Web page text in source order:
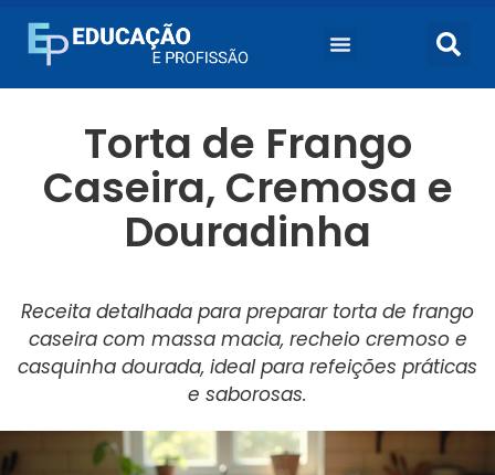
Torta de Frango
Caseira, Cremosa e
Douradinha
Receita detalhada para preparar torta de frango
caseira com massa macia, recheio cremoso e
casquinha dourada, ideal para refeições práticas
e saborosas.